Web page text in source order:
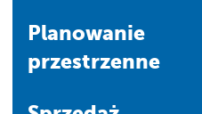
Planowanie
przestrzenne